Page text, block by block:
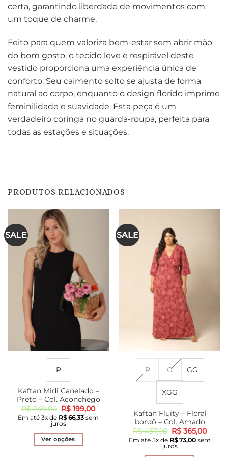
certa, garantindo liberdade de movimentos com
um toque de charme.
Feito para quem valoriza bem-estar sem abrir mão
do bom gosto, o tecido leve e respirável deste
vestido proporciona uma experiência única de
conforto. Seu caimento solto se ajusta de forma
natural ao corpo, enquanto o design florido imprime
feminilidade e suavidade. Esta peça é um
verdadeiro coringa no guarda-roupa, perfeita para
todas as estações e situações.
PRODUTOS RELACIONADOS
SALE
P
Kaftan Midi Canelado –
Preto – Col. Aconchego
R$249,00 O
preço
original
era:
R$ 249,00.
R$ 199,00O
preço
atual
Em até 3x de R$66,33 sem
juros
Ver opções
SALE
P G GG
XGG
Kaftan Fluity – Floral
bordô – Col. Amado
R$457,00 O
preço
original
era:
R$ 365,00O
preço
atual
Em até 5x de R$73,00 sem
juros